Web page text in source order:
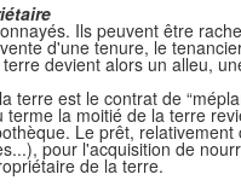
Ils peuvent être
d'une tenure, le
devient alors un alleu,
terre est le contrat de
la moitié de la terre
Le prêt,
pour l'acquisition de
de la terre.